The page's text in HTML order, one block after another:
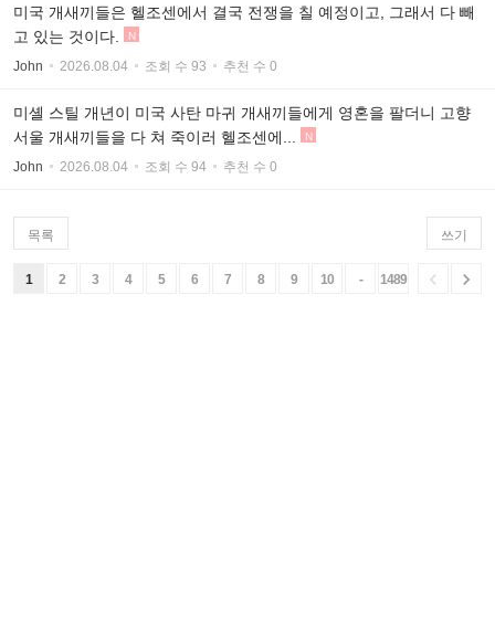
미국 개새끼들은 헬조센에서 결국 전쟁을 칠 예정이고, 그래서 다 빼
고 있는 것이다.
N
John 2026.08.04 조회 수 93 추천 수 0
미셸 스틸 개년이 미국 사탄 마귀 개새끼들에게 영혼을 팔더니 고향
서울 개새끼들을 다 쳐 죽이러 헬조센에...
N
John 2026.08.04 조회 수 94 추천 수 0
목록 쓰기
1 2 3 4 5 6 7 8 9 10 - 1489  